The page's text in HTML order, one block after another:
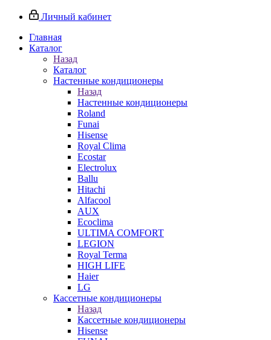
Личный кабинет
Главная
Каталог
Назад
Каталог
Настенные кондиционеры
Назад
Настенные кондиционеры
Roland
Funai
Hisense
Royal Clima
Ecostar
Electrolux
Ballu
Hitachi
Alfacool
AUX
Ecoclima
ULTIMA COMFORT
LEGION
Royal Terma
HIGH LIFE
Haier
LG
Кассетные кондиционеры
Назад
Кассетные кондиционеры
Hisense